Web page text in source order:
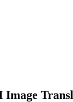
Image